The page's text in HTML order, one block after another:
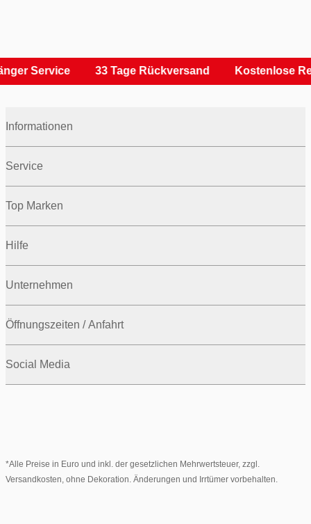
Service 33 Tage Rückversand Kostenlose
Informationen
Service
Top Marken
Hilfe
Unternehmen
Öffnungszeiten / Anfahrt
Social Media
*Alle Preise in Euro und inkl. der gesetzlichen Mehrwertsteuer, zzgl.
Versandkosten, ohne Dekoration. Änderungen und Irrtümer vorbehalten.